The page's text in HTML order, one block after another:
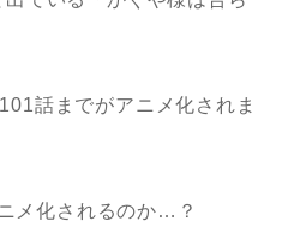
話までがアニメ化されま
メ化されるのか…？